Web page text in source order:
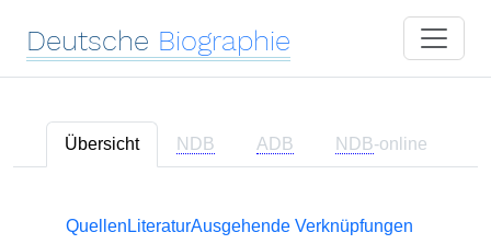
Deutsche Biographie
Übersicht NDB ADB NDB-online
Quellen LiteraturAusgehende Verknüpfungen